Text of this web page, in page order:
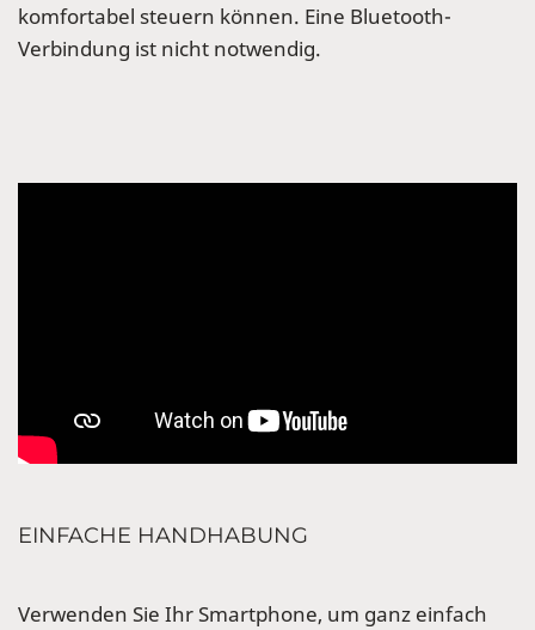
komfortabel steuern können. Eine Bluetooth-
Verbindung ist nicht notwendig.
EINFACHE HANDHABUNG
Verwenden Sie Ihr Smartphone, um ganz einfach